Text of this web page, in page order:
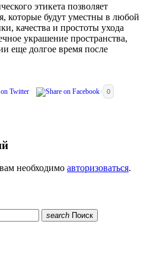
этикета позволяет
которые будут уместны в любой
качества и простоты ухода
украшение пространства,
еще долгое время после
0
необходимо авторизоваться.
search Поиск